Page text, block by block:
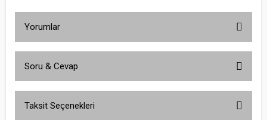
Yorumlar
Soru & Cevap
Taksit Seçenekleri